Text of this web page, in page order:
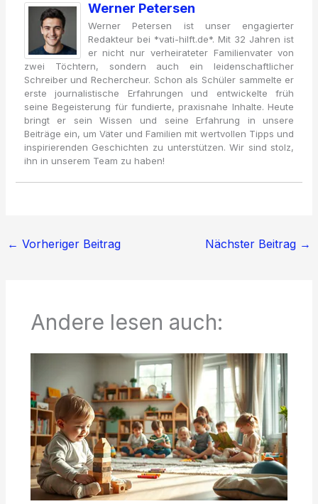
Werner Petersen
Werner Petersen ist unser engagierter
Redakteur bei *vati-hilft.de*. Mit 32 Jahren ist
er nicht nur verheirateter Familienvater von
zwei Töchtern, sondern auch ein leidenschaftlicher
Schreiber und Rechercheur. Schon als Schüler sammelte er
erste journalistische Erfahrungen und entwickelte früh
seine Begeisterung für fundierte, praxisnahe Inhalte. Heute
bringt er sein Wissen und seine Erfahrung in unsere
Beiträge ein, um Väter und Familien mit wertvollen Tipps und
inspirierenden Geschichten zu unterstützen. Wir sind stolz,
ihn in unserem Team zu haben!
← Vorheriger Beitrag Nächster Beitrag →
Andere lesen auch: